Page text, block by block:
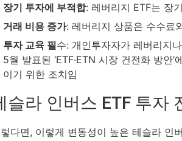
장기 투자에 부적합: 레버리지 ETF는 장
거래 비용 증가: 레버리지 상품은 수수료
투자 교육 필수: 개인투자자가 레버리지
5월 발표된 ‘ETF·ETN 시장 건전화 방안
이기 위한 조치임
슬라 인버스 ETF 투자
다면, 이렇게 변동성이 높은 테슬라 인